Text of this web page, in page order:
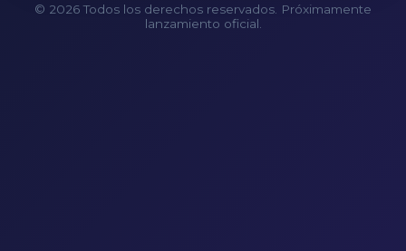
© 2026 Todos los derechos reservados. Próximamente
lanzamiento oficial.